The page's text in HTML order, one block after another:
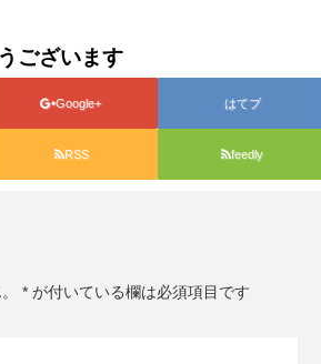
ございます
Google+ はてブ
RSS feedly
* が付いている欄は必須項目です